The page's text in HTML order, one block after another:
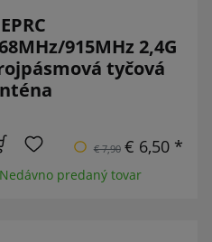
915MHz 2,4G
tyčová
€ 7,90 € 6,50 *
predaný tovar